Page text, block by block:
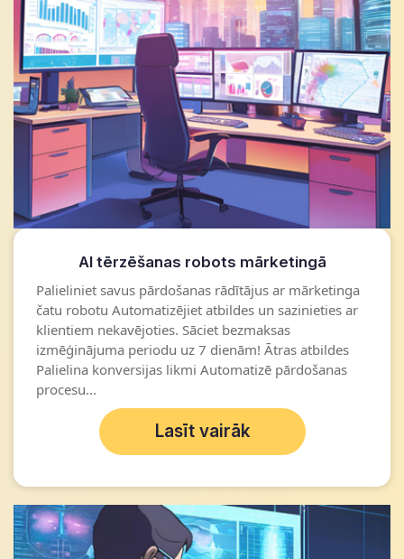
AI tērzēšanas robots mārketingā
Palieliniet savus pārdošanas rādītājus ar mārketinga
čatu robotu Automatizējiet atbildes un sazinieties ar
klientiem nekavējoties. Sāciet bezmaksas
izmēģinājuma periodu uz 7 dienām! Ātras atbildes
Palielina konversijas likmi Automatizē pārdošanas
procesu...
Lasīt vairāk